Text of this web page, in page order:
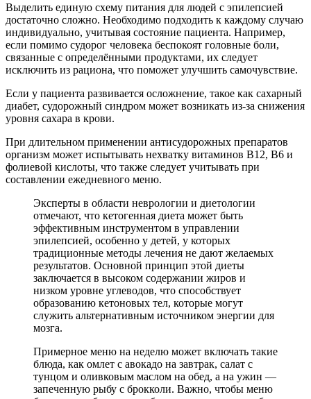
Выделить единую схему питания для людей с эпилепсией
достаточно сложно. Необходимо подходить к каждому случаю
индивидуально, учитывая состояние пациента. Например,
если помимо судорог человека беспокоят головные боли,
связанные с определёнными продуктами, их следует
исключить из рациона, что поможет улучшить самочувствие.
Если у пациента развивается осложнение, такое как сахарный
диабет, судорожный синдром может возникать из-за снижения
уровня сахара в крови.
При длительном применении антисудорожных препаратов
организм может испытывать нехватку витаминов B12, B6 и
фолиевой кислоты, что также следует учитывать при
составлении ежедневного меню.
Эксперты в области неврологии и диетологии
отмечают, что кетогенная диета может быть
эффективным инструментом в управлении
эпилепсией, особенно у детей, у которых
традиционные методы лечения не дают желаемых
результатов. Основной принцип этой диеты
заключается в высоком содержании жиров и
низком уровне углеводов, что способствует
образованию кетоновых тел, которые могут
служить альтернативным источником энергии для
мозга.
Примерное меню на неделю может включать такие
блюда, как омлет с авокадо на завтрак, салат с
тунцом и оливковым маслом на обед, а на ужин —
запеченную рыбу с брокколи. Важно, чтобы меню